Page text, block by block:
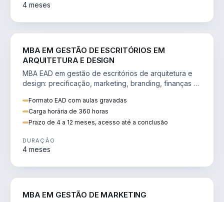
4 meses
MBA EM GESTÃO DE ESCRITÓRIOS EM
ARQUITETURA E DESIGN
MBA EAD em gestão de escritórios de arquitetura e
design: precificação, marketing, branding, finanças e
Formato EAD com aulas gravadas
Carga horária de 360 horas
Prazo de 4 a 12 meses, acesso até a conclusão
DURAÇÃO
4 meses
MBA EM GESTÃO DE MARKETING